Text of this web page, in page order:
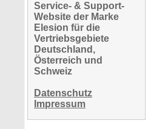
Service- & Support-
Website der Marke
Elesion für die
Vertriebsgebiete
Deutschland,
Österreich und
Schweiz
Datenschutz
Impressum